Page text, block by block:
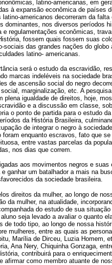
latino-americanas, em
à expansão econômica de países
latino-americanos decorreram da
dominantes, nos diversos períodos
e regulamentações econômicas,
fossem quais fossem suas
sociais das grandes nações do globo
latino- americanas.
será o estudo da escravidão,
marcas indeléveis na sociedade
de ascensão social do negro
marginalização, etc. A
plena igualdade de direitos, hoje,
e a discussão em classe,
o ponto de partida para o estudo
da História Brasileira,
de integrar o negro à
enquanto escravos, fato que
entre vastas parcelas da
nos dias que correm.
aos movimentos negros e suas
ganhar um batalhador a mais na
da sociedade brasileira.
direitos da mulher, ao longo de
da mulher, na atualidade,
do estudo de sua
seja levado a avaliar o quanto
de todo tipo, ao longo de nossa
mulheres, entre as quais as
Marília de Dirceu, Luzia Homem,
Ana Nery, Chiquinha Gonzaga,
contribuirá para o
afirmar como membro atuante de